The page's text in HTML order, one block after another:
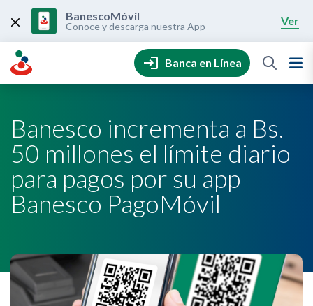
content
BanescoMóvil
Conoce y descarga nuestra App Ver
Banca en Línea
Banesco incrementa a Bs.
50 millones el límite diario
para pagos por su app
Banesco PagoMóvil